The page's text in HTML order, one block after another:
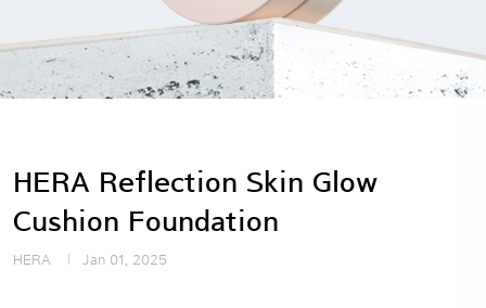
HERA Reflection Skin Glow
Cushion Foundation
HERA Jan 01, 2025